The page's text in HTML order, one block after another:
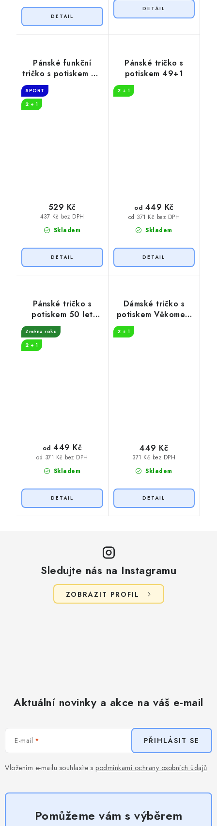
Pánské funkční
tričko s potiskem 50
let myslivost
SPORT
2 + 1
Skladem
437 Kč bez DPH
529 Kč
Pánské tričko s
potiskem 49+1
2 + 1
Skladem
od 371 Kč bez DPH
od 449 Kč
Pánské tričko s
potiskem 50 let
legenda fotbal
Změna roku
2 + 1
Skladem
od 371 Kč bez DPH
od 449 Kč
Dámské tričko s
potiskem Věkometr
2 + 1
Skladem
371 Kč bez DPH
449 Kč
Sledujte nás na Instagramu
ZOBRAZIT PROFIL
Aktuální novinky a akce na váš e-mail
E-mail
Vložením e-mailu souhlasíte s podmínkami ochrany osobních údajů
PŘIHLÁSIT SE
Pomůžeme vám s výběrem